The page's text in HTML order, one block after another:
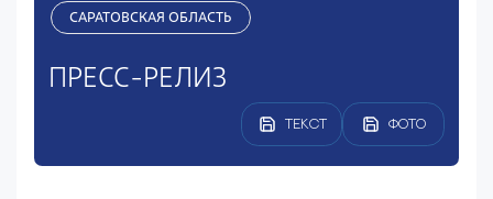
САРАТОВСКАЯ ОБЛАСТЬ
ПРЕСС-РЕЛИЗ
ТЕКСТ ФОТО